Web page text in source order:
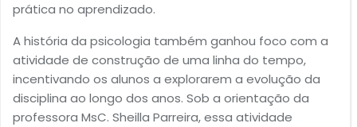
prática no aprendizado.
A história da psicologia também ganhou foco com a
atividade de construção de uma linha do tempo,
incentivando os alunos a explorarem a evolução da
disciplina ao longo dos anos. Sob a orientação da
professora MsC. Sheilla Parreira, essa atividade